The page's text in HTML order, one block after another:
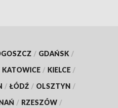
/ GDAŃSK /
KATOWICE / KIELCE /
/ ŁÓDŹ / OLSZTYN /
/ RZESZÓW /